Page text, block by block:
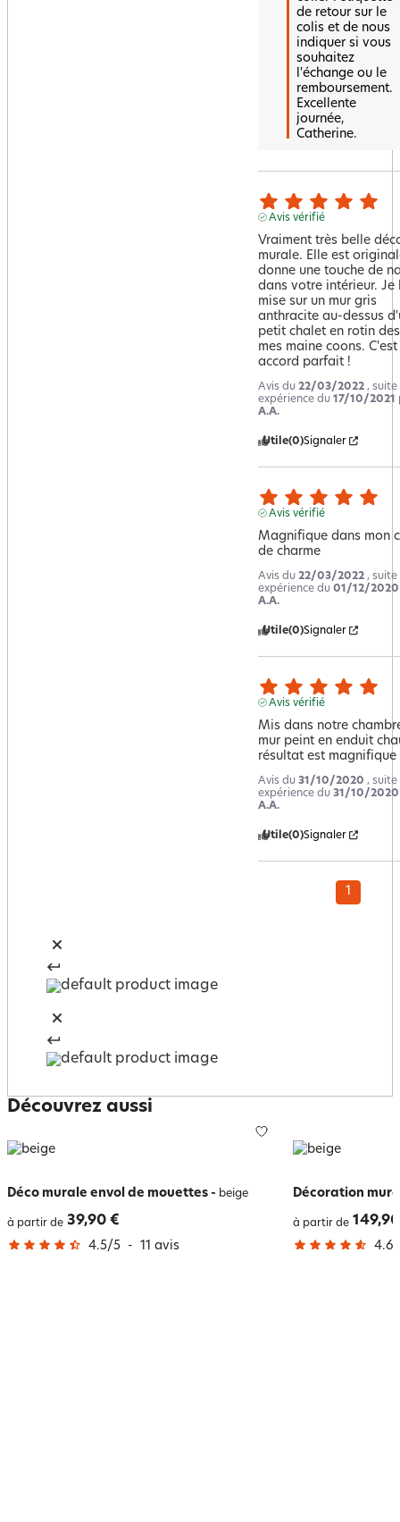
de retour sur le
colis et de nous
indiquer si vous
souhaitez
l'échange ou le
remboursement.
Excellente
journée,
Catherine.
Avis vérifié
Vraiment très belle
murale. Elle est
donne une touche de
dans votre intérieur. Je
mise sur un mur gris
anthracite au-dessus
petit chalet en rotin
mes maine coons. C'est
accord parfait !
Avis du 22/03/2022 , suite
expérience du 17/10/2021
A.A.
Utile(0)Signaler
Avis vérifié
Magnifique dans mon
de charme
Avis du 22/03/2022 , suite
expérience du 01/12/2020
A.A.
Utile(0)Signaler
Avis vérifié
Mis dans notre
mur peint en enduit
résultat est magnifique
Avis du 31/10/2020 , suite
expérience du 31/10/2020
A.A.
Utile(0)Signaler
1
Découvrez aussi
Déco murale envol de mouettes - beige
à partir de 39,90 €
4.5/5 - 11 avis
Décoration
à partir de
4.6